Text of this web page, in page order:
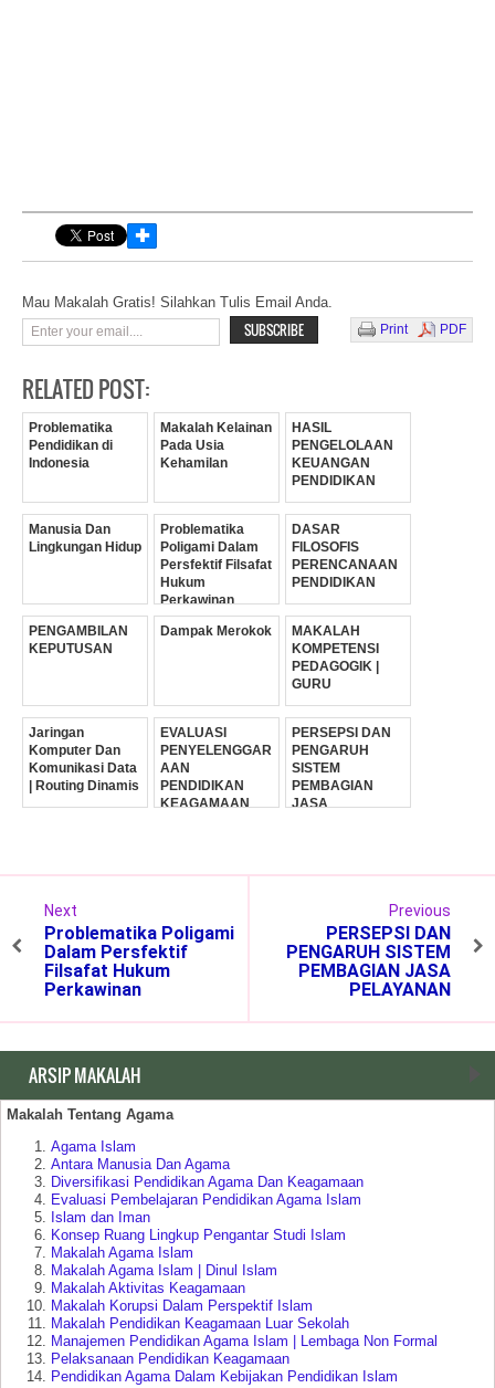
✚
Mau Makalah Gratis! Silahkan Tulis Email Anda.
Print PDF
RELATED POST:
Problematika
Pendidikan di
Indonesia
Makalah Kelainan
Pada Usia
Kehamilan
HASIL
PENGELOLAAN
KEUANGAN
PENDIDIKAN
Manusia Dan
Lingkungan Hidup
Problematika
Poligami Dalam
Persfektif Filsafat
Hukum
Perkawinan
DASAR
FILOSOFIS
PERENCANAAN
PENDIDIKAN
PENGAMBILAN
KEPUTUSAN
Dampak Merokok
MAKALAH
KOMPETENSI
PEDAGOGIK |
GURU
Jaringan
Komputer Dan
Komunikasi Data
| Routing Dinamis
EVALUASI
PENYELENGGAR
AAN
PENDIDIKAN
KEAGAMAAN
PERSEPSI DAN
PENGARUH
SISTEM
PEMBAGIAN
JASA
Next
Problematika Poligami
Dalam Persfektif
Filsafat Hukum
Perkawinan
Previous
PERSEPSI DAN
PENGARUH SISTEM
PEMBAGIAN JASA
PELAYANAN
ARSIP MAKALAH
Makalah Tentang Agama
Agama Islam
Antara Manusia Dan Agama
Diversifikasi Pendidikan Agama Dan Keagamaan
Evaluasi Pembelajaran Pendidikan Agama Islam
Islam dan Iman
Konsep Ruang Lingkup Pengantar Studi Islam
Makalah Agama Islam
Makalah Agama Islam | Dinul Islam
Makalah Aktivitas Keagamaan
Makalah Korupsi Dalam Perspektif Islam
Makalah Pendidikan Keagamaan Luar Sekolah
Manajemen Pendidikan Agama Islam | Lembaga Non Formal
Pelaksanaan Pendidikan Keagamaan
Pendidikan Agama Dalam Kebijakan Pendidikan Islam